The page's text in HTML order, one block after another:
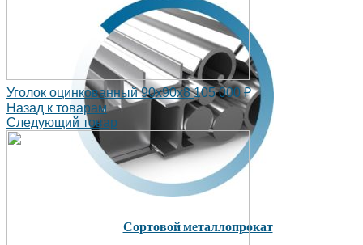
Сортовой металлопрокат
Уголок оцинкованный 90х90х8105 000₽
Назад к товарам
Следующий товар